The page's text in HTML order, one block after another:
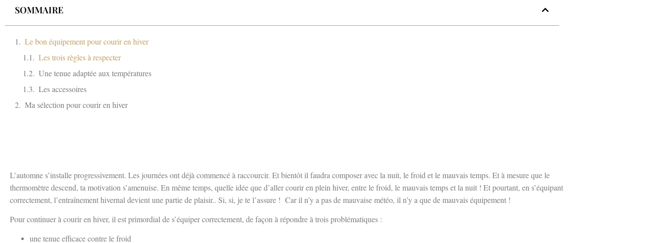
SOMMAIRE
Le bon équipement pour courir en hiver
Les trois règles à respecter
Une tenue adaptée aux températures
Les accessoires
Ma sélection pour courir en hiver
L’automne s’installe progressivement. Les journées ont déjà commencé à raccourcir. Et bientôt il faudra composer avec la nuit, le froid et le mauvais temps. Et à mesure que le
thermomètre descend, ta motivation s’amenuise. En même temps, quelle idée que d’aller courir en plein hiver, entre le froid, le mauvais temps et la nuit ! Et pourtant, en s’équipant
correctement, l’entraînement hivernal devient une partie de plaisir.. Si, si, je te l’assure ! Car il n’y a pas de mauvaise météo, il n’y a que de mauvais équipement !
Pour continuer à courir en hiver, il est primordial de s’équiper correctement, de façon à répondre à trois problématiques :
une tenue efficace contre le froid